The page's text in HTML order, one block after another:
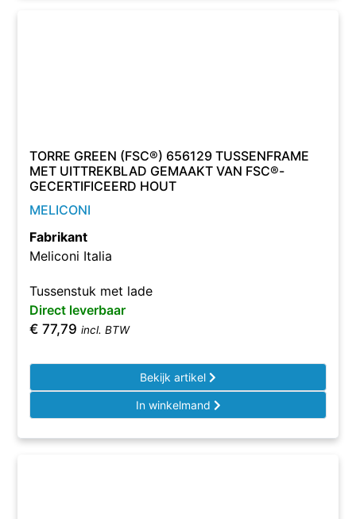
TORRE GREEN (FSC®) 656129 TUSSENFRAME
MET UITTREKBLAD GEMAAKT VAN FSC®-
GECERTIFICEERD HOUT
MELICONI
Fabrikant
Meliconi Italia
Tussenstuk met lade
Direct leverbaar
€ 77,79 incl. BTW
Bekijk artikel
In winkelmand